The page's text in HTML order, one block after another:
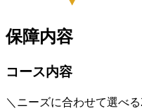
保障内容
コース内容
＼ニーズに合わせて選べ